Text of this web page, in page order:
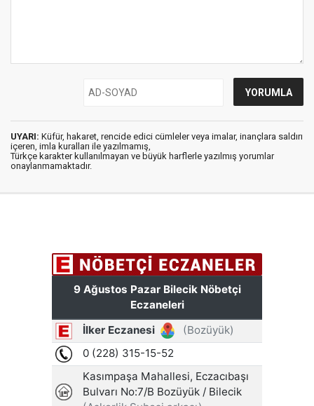
UYARI: Küfür, hakaret, rencide edici cümleler veya imalar, inançlara saldırı
içeren, imla kuralları ile yazılmamış,
Türkçe karakter kullanılmayan ve büyük harflerle yazılmış yorumlar
onaylanmamaktadır.